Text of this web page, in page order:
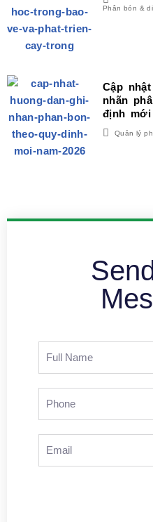
Phân bón &
Cập
nhãn
định mới
Quản lý